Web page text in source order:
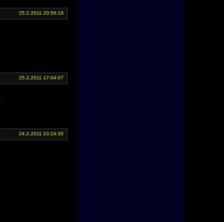
25.2.2011 20:56:19
25.2.2011 17:04:07
24.2.2011 23:24:35